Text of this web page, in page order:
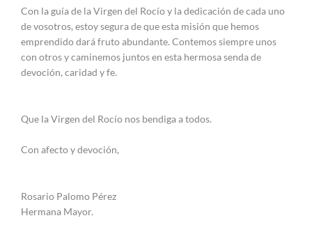
Con la guía de la Virgen del Rocío y la dedicación de cada uno
de vosotros, estoy segura de que esta misión que hemos
emprendido dará fruto abundante. Contemos siempre unos
con otros y caminemos juntos en esta hermosa senda de
devoción, caridad y fe.
Que la Virgen del Rocío nos bendiga a todos.
Con afecto y devoción,
Rosario Palomo Pérez
Hermana Mayor.